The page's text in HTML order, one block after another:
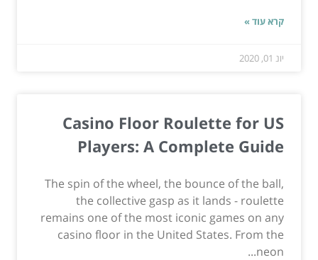
קרא עוד »
יונ 01, 2020
Casino Floor Roulette for US
Players: A Complete Guide
The spin of the wheel, the bounce of the ball,
the collective gasp as it lands - roulette
remains one of the most iconic games on any
casino floor in the United States. From the
neon...